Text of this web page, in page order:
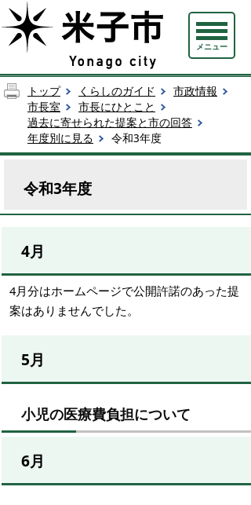
メニュー
トップ くらしのガイド
市政情報
市長室
市長にひとこと
過去に寄せられた提案と市の回答
年度別に見る
令和3年度
令和3年度
4月
4月分はホームページで公開許諾のあった提
案はありませんでした。
5月
小児の医療費負担について
6月